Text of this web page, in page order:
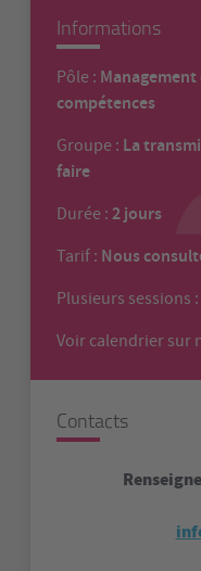
Informations
Pôle :
compétences
Groupe : La
faire
Durée : 2 jours
Tarif : Nous
Plusieurs sessions
Voir calendrier sur
Contacts